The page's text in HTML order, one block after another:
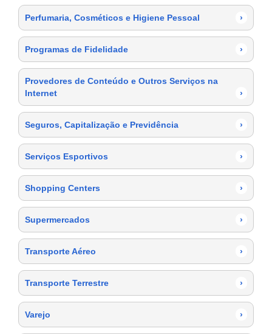
Perfumaria, Cosméticos e Higiene Pessoal ›
Programas de Fidelidade ›
Provedores de Conteúdo e Outros Serviços na
Internet
›
Seguros, Capitalização e Previdência ›
Serviços Esportivos ›
Shopping Centers ›
Supermercados ›
Transporte Aéreo ›
Transporte Terrestre ›
Varejo ›